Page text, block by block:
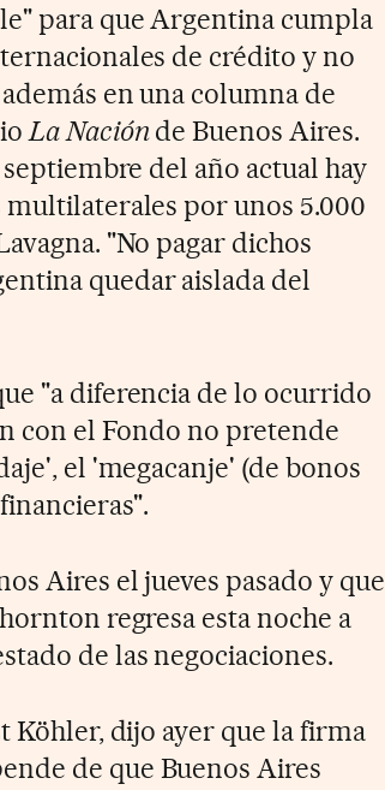
para que Argentina cumpla
de crédito y no
en una columna de
La Naciónde Buenos Aires.
del año actual hay
por unos 5.000
"No pagar dichos
quedar aislada del
"a diferencia de lo ocurrido
con el Fondo no pretende
el 'megacanje' (de bonos
Aires el jueves pasado y que
regresa esta noche a
de las negociaciones.
dijo ayer que la firma
de que Buenos Aires